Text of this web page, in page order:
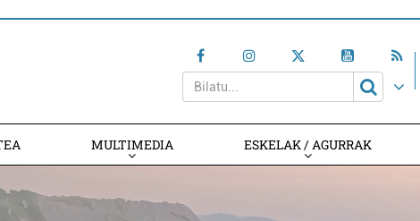
MULTIMEDIA ESKELAK / AGURRAK